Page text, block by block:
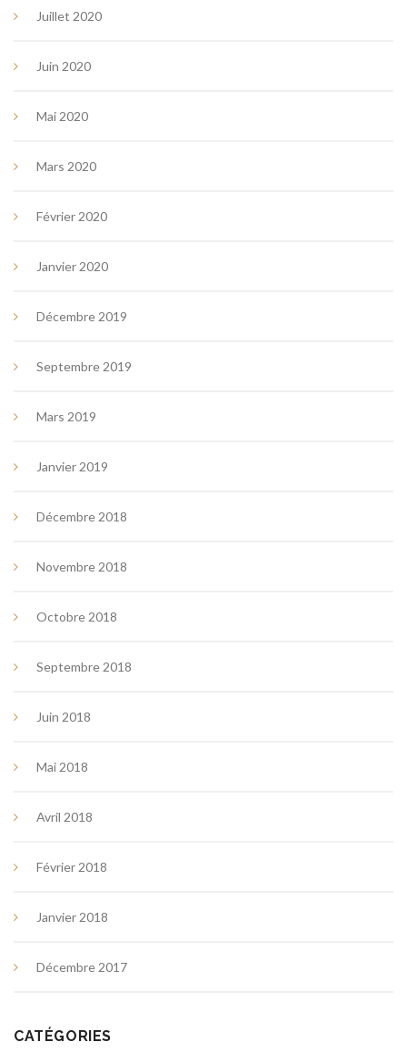
Juillet 2020
Juin 2020
Mai 2020
Mars 2020
Février 2020
Janvier 2020
Décembre 2019
Septembre 2019
Mars 2019
Janvier 2019
Décembre 2018
Novembre 2018
Octobre 2018
Septembre 2018
Juin 2018
Mai 2018
Avril 2018
Février 2018
Janvier 2018
Décembre 2017
CATÉGORIES